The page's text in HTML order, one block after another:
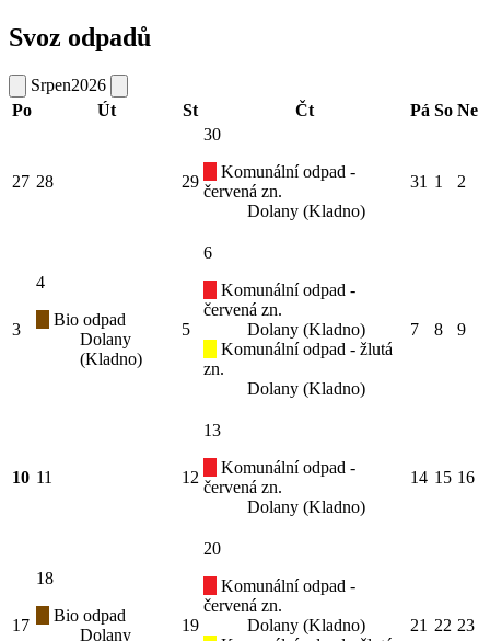
Svoz odpadů
Srpen2026
Po
Út St Čt Pá So Ne
27 28 29
30
Komunální odpad -
červená zn.
Dolany (Kladno)
31 1 2
3
4
Bio odpad
Dolany
(Kladno)
5
6
Komunální odpad -
červená zn.
Dolany (Kladno)
Komunální odpad - žlutá
zn.
Dolany (Kladno)
7 8 9
10 11 12
13
Komunální odpad -
červená zn.
Dolany (Kladno)
14 15 16
17
18
Bio odpad
Dolany
19
20
Komunální odpad -
červená zn.
Dolany (Kladno)
21 22 23